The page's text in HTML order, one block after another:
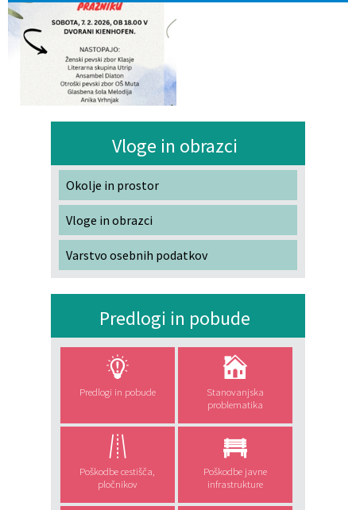
Vloge in obrazci
Okolje in prostor
Vloge in obrazci
Varstvo osebnih podatkov
Predlogi in pobude
Predlogi in pobude
Stanovanjska
problematika
Poškodbe cestišča,
pločnikov
Poškodbe javne
infrastrukture